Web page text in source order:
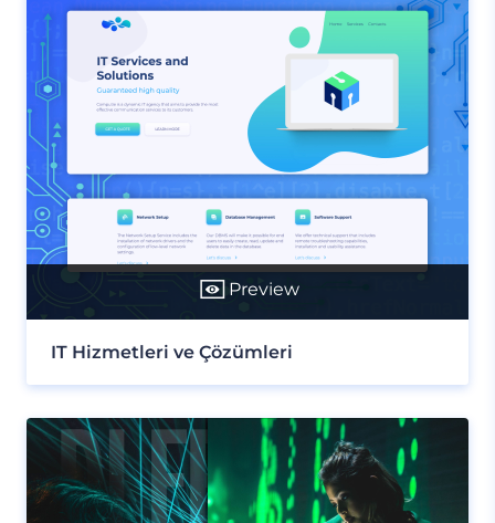
Preview
IT Hizmetleri ve Çözümleri